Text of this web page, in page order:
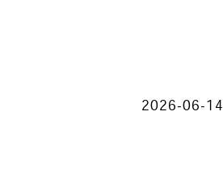
2026-06-14